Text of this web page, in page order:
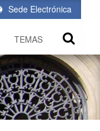
Sede Electrónica
TEMAS